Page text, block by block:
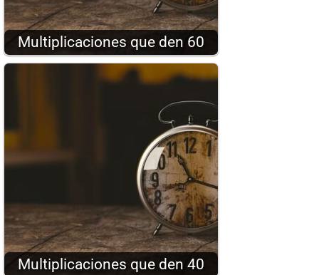
Multiplicaciones que den 60
Multiplicaciones que den 40